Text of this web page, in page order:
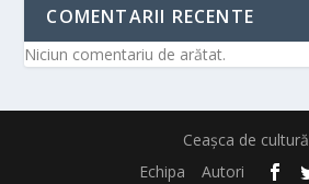
COMENTARII RECENTE
Niciun comentariu de arătat.
Ceașca de cultură
Echipa
Autori